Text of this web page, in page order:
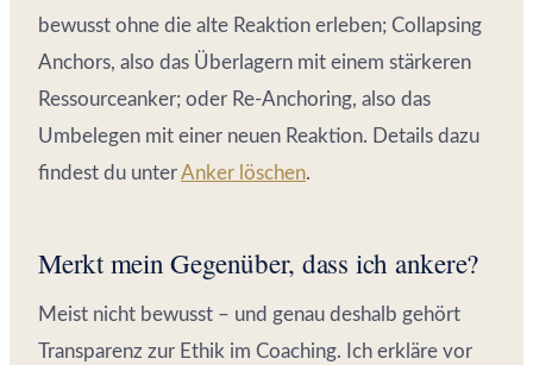
bewusst ohne die alte Reaktion erleben; Collapsing
Anchors, also das Überlagern mit einem stärkeren
Ressourceanker; oder Re-Anchoring, also das
Umbelegen mit einer neuen Reaktion. Details dazu
findest du unterAnker löschen.
Merkt mein Gegenüber, dass ich ankere?
Meist nicht bewusst – und genau deshalb gehört
Transparenz zur Ethik im Coaching. Ich erkläre vor